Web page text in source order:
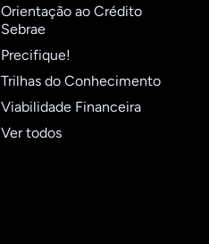
Orientação ao Crédito
Sebrae
Precifique!
Trilhas do Conhecimento
Viabilidade Financeira
Ver todos